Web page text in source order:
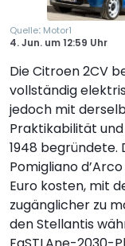
Quelle: Motor1
4. Jun. um12:59 Uhr
Die Citroen 2CV
vollständig
jedoch mit
Praktikabilität
1948 begründete.
Pomigliano
Euro kosten, mit
zugänglicher zu
den Stellantis